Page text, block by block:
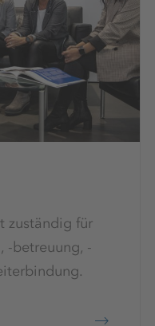
zuständig für
-betreuung, -